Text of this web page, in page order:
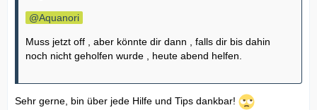
Aquanori
Muss jetzt off , aber könnte dir dann , falls dir bis dahin
noch nicht geholfen wurde , heute abend helfen.
Sehr gerne, bin über jede Hilfe und Tips dankbar!